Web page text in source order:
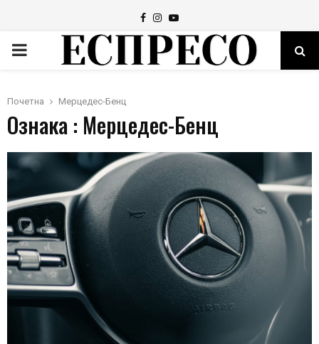
Facebook
Instagram
Youtube
PRIMARY
Почетна Мерцедес-Бенц
Ознака : Мерцедес-Бенц